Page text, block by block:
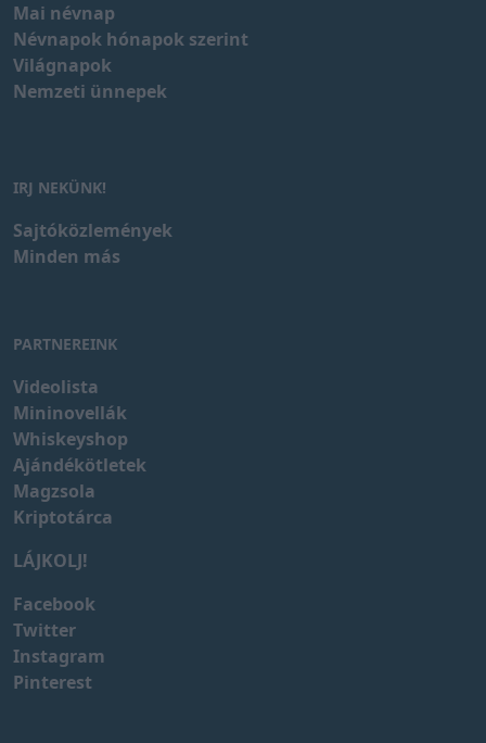
Mai névnap
Névnapok hónapok szerint
Világnapok
Nemzeti ünnepek
IRJ NEKÜNK!
Sajtóközlemények
Minden más
PARTNEREINK
Videolista
Mininovellák
Whiskeyshop
Ajándékötletek
Magzsola
Kriptotárca
LÁJKOLJ!
Facebook
Twitter
Instagram
Pinterest